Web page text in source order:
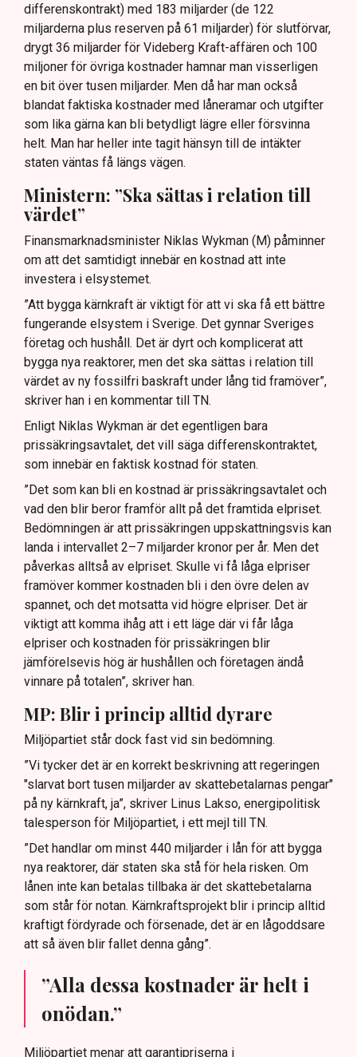
differenskontrakt) med 183 miljarder (de 122
miljarderna plus reserven på 61 miljarder) för slutförvar,
drygt 36 miljarder för Videberg Kraft-affären och 100
miljoner för övriga kostnader hamnar man visserligen
en bit över tusen miljarder. Men då har man också
blandat faktiska kostnader med låneramar och utgifter
som lika gärna kan bli betydligt lägre eller försvinna
helt. Man har heller inte tagit hänsyn till de intäkter
staten väntas få längs vägen.
Ministern: ”Ska sättas i relation till
värdet”
Finansmarknadsminister Niklas Wykman (M) påminner
om att det samtidigt innebär en kostnad att inte
investera i elsystemet.
”Att bygga kärnkraft är viktigt för att vi ska få ett bättre
fungerande elsystem i Sverige. Det gynnar Sveriges
företag och hushåll. Det är dyrt och komplicerat att
bygga nya reaktorer, men det ska sättas i relation till
värdet av ny fossilfri baskraft under lång tid framöver”,
skriver han i en kommentar till TN.
Enligt Niklas Wykman är det egentligen bara
prissäkringsavtalet, det vill säga differenskontraktet,
som innebär en faktisk kostnad för staten.
”Det som kan bli en kostnad är prissäkringsavtalet och
vad den blir beror framför allt på det framtida elpriset.
Bedömningen är att prissäkringen uppskattningsvis kan
landa i intervallet 2–7 miljarder kronor per år. Men det
påverkas alltså av elpriset. Skulle vi få låga elpriser
framöver kommer kostnaden bli i den övre delen av
spannet, och det motsatta vid högre elpriser. Det är
viktigt att komma ihåg att i ett läge där vi får låga
elpriser och kostnaden för prissäkringen blir
jämförelsevis hög är hushållen och företagen ändå
vinnare på totalen”, skriver han.
MP: Blir i princip alltid dyrare
Miljöpartiet står dock fast vid sin bedömning.
”Vi tycker det är en korrekt beskrivning att regeringen
"slarvat bort tusen miljarder av skattebetalarnas pengar"
på ny kärnkraft, ja”, skriver Linus Lakso, energipolitisk
talesperson för Miljöpartiet, i ett mejl till TN.
”Det handlar om minst 440 miljarder i lån för att bygga
nya reaktorer, där staten ska stå för hela risken. Om
lånen inte kan betalas tillbaka är det skattebetalarna
som står för notan. Kärnkraftsprojekt blir i princip alltid
kraftigt fördyrade och försenade, det är en lågoddsare
att så även blir fallet denna gång”.
”Alla dessa kostnader är helt i
onödan.”
Miljöpartiet menar att garantipriserna i